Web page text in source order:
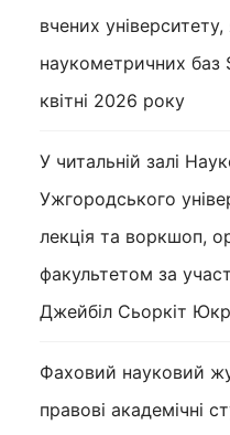
вчених
наукометричних баз
квітні 2026 року
У читальній залі
Ужгородського
лекція та воркшоп,
факультетом за
Джейбіл Сьоркіт
Фаховий науковий
правові академічні